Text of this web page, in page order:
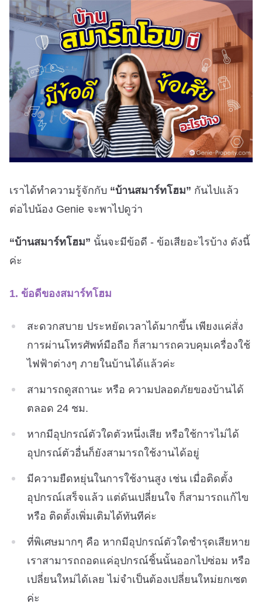
เราได้ทำความรู้จักกับ “บ้านสมาร์ทโฮม” กันไปแล้ว
ต่อไปน้อง Genie จะพาไปดูว่า
“บ้านสมาร์ทโฮม” นั้นจะมีข้อดี - ข้อเสียอะไรบ้าง ดังนี้
ค่ะ
1. ข้อดีของสมาร์ทโฮม
สะดวกสบาย ประหยัดเวลาได้มากขึ้น เพียงแค่สั่ง
การผ่านโทรศัพท์มือถือ ก็สามารถควบคุมเครื่องใช้
ไฟฟ้าต่างๆ ภายในบ้านได้แล้วค่ะ
สามารถดูสถานะ หรือ ความปลอดภัยของบ้านได้
ตลอด 24 ชม.
หากมีอุปกรณ์ตัวใดตัวหนึ่งเสีย หรือใช้การไม่ได้
อุปกรณ์ตัวอื่นก็ยังสามารถใช้งานได้อยู่
มีความยืดหยุ่นในการใช้งานสูง เช่น เมื่อติดตั้ง
อุปกรณ์เสร็จแล้ว แต่ดันเปลี่ยนใจ ก็สามารถแก้ไข
หรือ ติดตั้งเพิ่มเติมได้ทันทีค่ะ
ที่พิเศษมากๆ คือ หากมีอุปกรณ์ตัวใดชำรุดเสียหาย
เราสามารถถอดแค่อุปกรณ์ชิ้นนั้นออกไปซ่อม หรือ
เปลี่ยนใหม่ได้เลย ไม่จำเป็นต้องเปลี่ยนใหม่ยกเซต
ค่ะ